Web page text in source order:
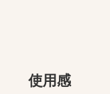
使用感